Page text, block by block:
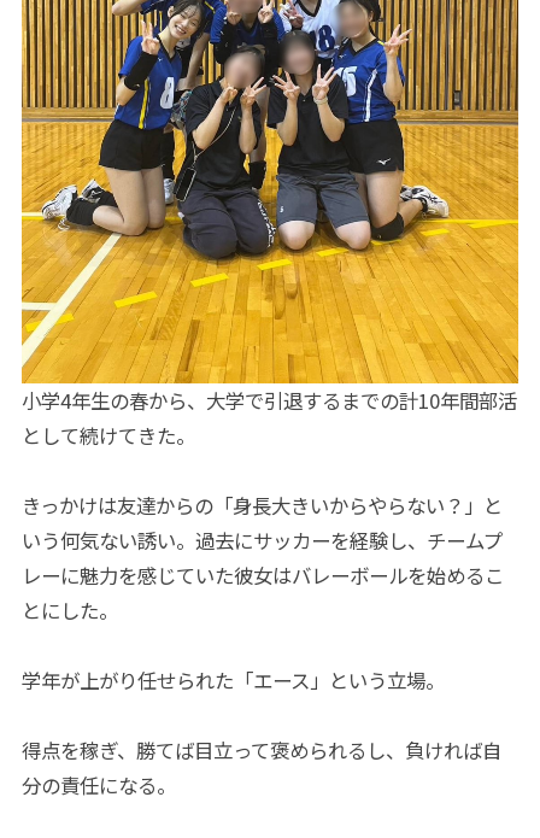
小学4年生の春から、大学で引退するまでの計10年間部活
として続けてきた。
きっかけは友達からの「身長大きいからやらない？」と
いう何気ない誘い。過去にサッカーを経験し、チームプ
レーに魅力を感じていた彼女はバレーボールを始めるこ
とにした。
学年が上がり任せられた「エース」という立場。
得点を稼ぎ、勝てば目立って褒められるし、負ければ自
分の責任になる。